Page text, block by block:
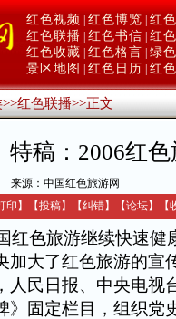
红色视频 红色博览 红
红色联播 红色书信 红
红色收藏 红色格言 绿
景区地图
红色日历 红
>>红色联播>>正文
特稿：2006红
来源：中国红色旅游网
印 】 【投稿】 【纠错】 【论坛】 【
红色旅游继续快速健
大了红色旅游的宣
人民日报、中央电视
》固定栏目，组织党